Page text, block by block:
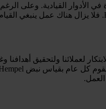
لعملائنا ولتحقيق